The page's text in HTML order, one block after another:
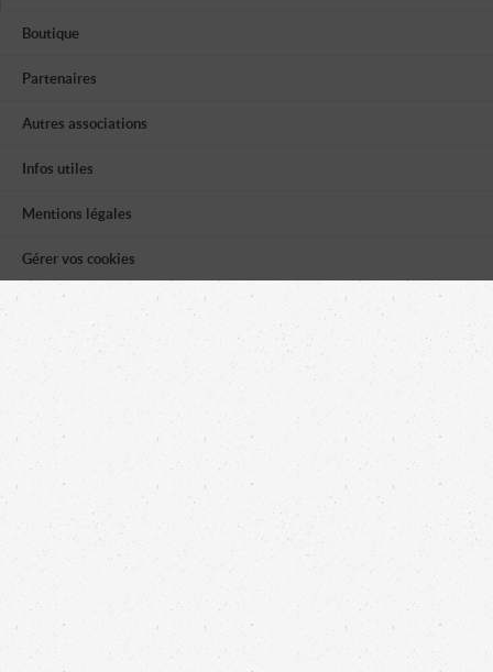
Boutique
Partenaires
Autres associations
Infos utiles
Mentions légales
Gérer vos cookies